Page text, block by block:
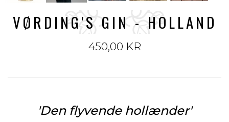
VØRDING'S GIN - HOLLAND
450,00 KR
'Den flyvende hollænder'